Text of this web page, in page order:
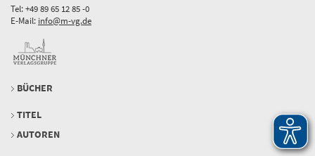
Tel: +49 89 65 12 85 -0
E-Mail: info@m-vg.de
BÜCHER
TITEL
AUTOREN